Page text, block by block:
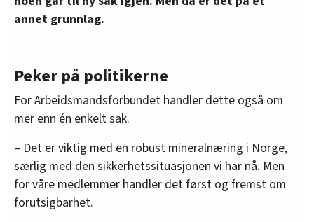
annet grunnlag.
Peker på politikerne
For Arbeidsmandsforbundet handler dette også om
mer enn én enkelt sak.
– Det er viktig med en robust mineralnæring i Norge,
særlig med den sikkerhetssituasjonen vi har nå. Men
for våre medlemmer handler det først og fremst om
forutsigbarhet.